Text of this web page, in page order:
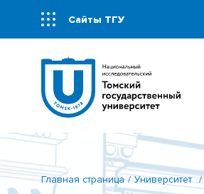
Сайты ТГУ
Главная страница Университет